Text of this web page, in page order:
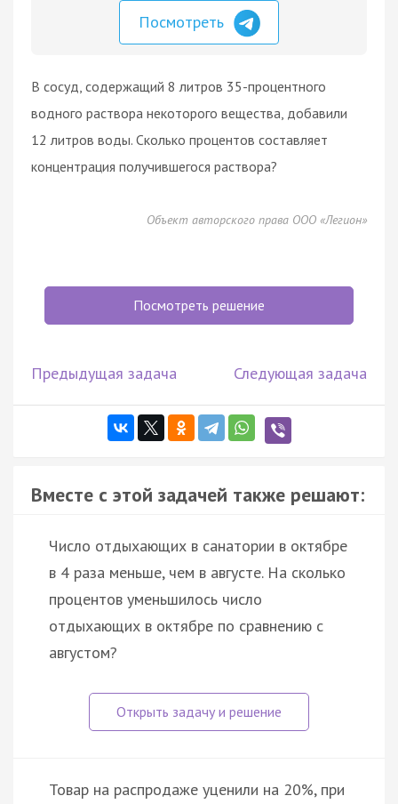
Посмотреть
В сосуд, содержащий 8 литров 35-процентного
водного раствора некоторого вещества, добавили
12 литров воды. Сколько процентов составляет
концентрация получившегося раствора?
Объект авторского права ООО «Легион»
Посмотреть решение
Предыдущая задача Следующая задача
Вместе с этой задачей также решают:
Число отдыхающих в санатории в октябре
в 4 раза меньше, чем в августе. На сколько
процентов уменьшилось число
отдыхающих в октябре по сравнению с
августом?
Товар на распродаже уценили на 20%, при